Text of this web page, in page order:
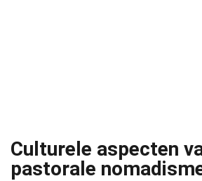
Culturele aspecten
pastorale